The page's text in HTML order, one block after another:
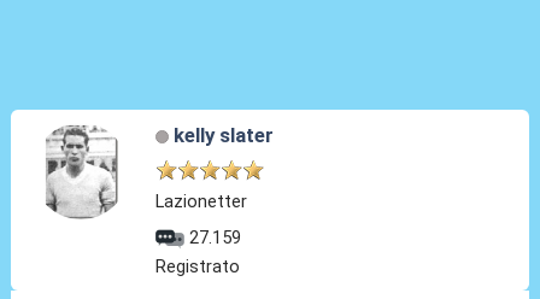
kelly slater
Lazionetter
27.159
Registrato